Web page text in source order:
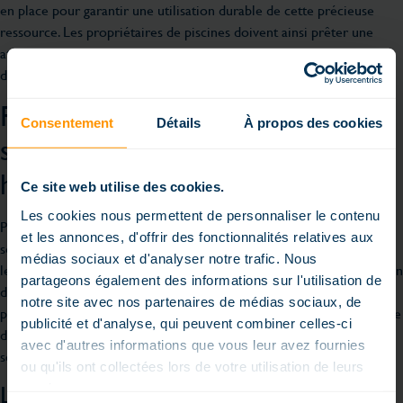
Consentement Détails À propos des cookies
Ce site web utilise des cookies.
Les cookies nous permettent de personnaliser le contenu
et les annonces, d'offrir des fonctionnalités relatives aux
médias sociaux et d'analyser notre trafic. Nous
partageons également des informations sur l'utilisation de
notre site avec nos partenaires de médias sociaux, de
publicité et d'analyse, qui peuvent combiner celles-ci
avec d'autres informations que vous leur avez fournies
ou qu'ils ont collectées lors de votre utilisation de leurs
en place pour garantir une utilisation durable de cette précieuse
ressource. Les propriétaires de piscines doivent ainsi prêter une
attention particulière à ces réglementations, surtout lorsqu’il s’agit
de remplir sa piscine en cas de sécheresse.
Remplir sa piscine en cas de
sécheresse : un défi pour les
habitants du Puy-de-Dôme
Pour les résidents du Puy-de-Dôme, remplir sa piscine en cas de
sécheresse peut être un véritable casse-tête. Pendant ces périodes,
les autorités locales imposent des restrictions strictes sur l’utilisation
de l’eau afin de préserver cette ressource vitale. Ces mesures
peuvent inclure des interdictions totales ou partielles de remplissage
des piscines, obligeant ainsi les propriétaires à rechercher des
solutions alternatives.
Les différents niveaux de restriction